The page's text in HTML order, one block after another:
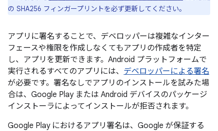
の SHA256 フィンガープリントを必ず更新してください。
アプリに署名することで、デベロッパーは複雑なインター
フェースや権限を作成しなくてもアプリの作成者を特定
し、アプリを更新できます。Android プラットフォームで
実行されるすべてのアプリには、 デベロッパーによる署名
が必要です。署名なしでアプリのインストールを試みた場
合は、Google Play または Android デバイスのパッケージ
インストーラによってインストールが拒否されます。
Google Play におけるアプリ署名は、Google が保証する